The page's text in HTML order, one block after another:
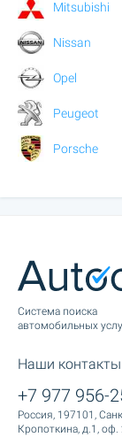
Mitsubishi
Nissan
Opel
Peugeot
Porsche
Cистема поиска
автомобильных
Наши контакты
+7 977 956-
Россия, 197101,
Кропоткина, д.1, оф.